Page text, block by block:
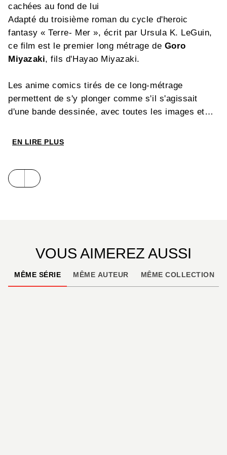
cachées au fond de lui
Adapté du troisième roman du cycle d'heroic
fantasy « Terre- Mer », écrit par Ursula K. LeGuin,
ce film est le premier long métrage de Goro
Miyazaki, fils d'Hayao Miyazaki.
Les anime comics tirés de ce long-métrage
permettent de s'y plonger comme s'il s'agissait
d'une bande dessinée, avec toutes les images et
EN LIRE PLUS
VOUS AIMEREZ AUSSI
MÊME SÉRIE MÊME AUTEUR MÊME COLLECTION